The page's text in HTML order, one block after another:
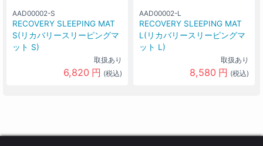
AAD00002-S
RECOVERY SLEEPING MAT
S(リカバリースリーピングマ
ット S)
取扱あり
6,820 円 (税込)
AAD00002-L
RECOVERY SLEEPING MAT
L(リカバリースリーピングマ
ット L)
取扱あり
8,580 円 (税込)